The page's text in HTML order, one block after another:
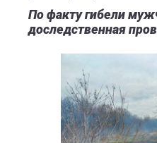
По факту гибели
доследственная